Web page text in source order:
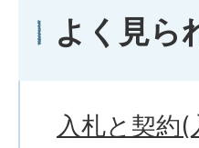
よく見ら
入札と契約(